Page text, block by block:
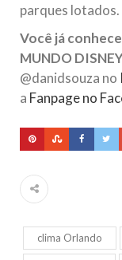
parques lotados.
Você já
MUNDO
@danidsouza no
a Fanpage no
clima Orlando